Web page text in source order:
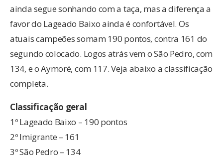
ainda segue sonhando com a taça, mas a diferença a
favor do Lageado Baixo ainda é confortável. Os
atuais campeões somam 190 pontos, contra 161 do
segundo colocado. Logos atrás vem o São Pedro, com
134, e o Aymoré, com 117. Veja abaixo a classificação
completa.
Classificação geral
1º Lageado Baixo – 190 pontos
2º Imigrante – 161
3º São Pedro – 134